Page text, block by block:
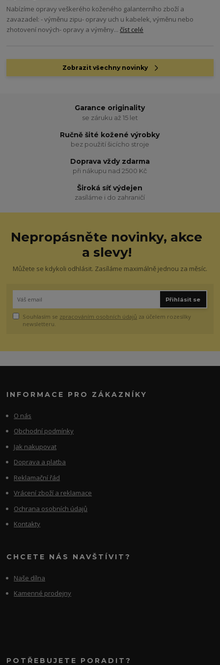
Nabízíme opravy veškerého koženého galanterního zboží a
zavazadel: - výměnu zipu- opravy uch u kabelek, výměnu nebo
zhotovení nových- opravy a výměny...číst celé
Zobrazit všechny novinky
Garance originality
se záruku až 15 let
Ručně šité kožené výrobky
bez použití šicícho stroje
Doprava vždy zdarma
při nákupu nad 2500 Kč
Široká síť výdejen
zasíláme i do zahraničí
Nepropásněte novinky, akce
a slevy!
Můžete se kdykoli odhlásit. Zasíláme maximálně jednou za měsíc.
Přihlásit se
Souhlasím se zpracováním osobních údajů za účelem rozesílky
newsletteru.
INFORMACE PRO ZÁKAZNÍKY
O nás
Obchodní podmínky
Jak nakupovat
Doprava a platba
Reklamační řád
Vrácení zboží a reklamace
Ochrana osobních údajů
Kontakty
CHCETE NÁS NAVŠTÍVIT?
Naše dílna
Kamenné prodejny
POTŘEBUJETE PORADIT?